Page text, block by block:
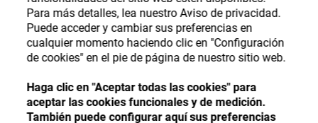
Para más detalles, lea nuestro Aviso de privacidad.
Puede acceder y cambiar sus preferencias en
cualquier momento haciendo clic en "Configuración
de cookies" en el pie de página de nuestro sitio web.
Haga clic en "Aceptar todas las cookies" para
aceptar las cookies funcionales y de medición.
También puede configurar aquí sus preferencias
Carrera
Recursos
Store
consumables
Register Sign-In